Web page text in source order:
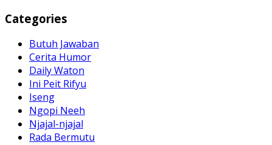
Categories
Butuh Jawaban
Cerita Humor
Daily Waton
Ini Peit Rifyu
Iseng
Ngopi Neeh
Njajal-njajal
Rada Bermutu